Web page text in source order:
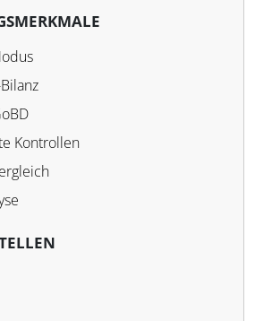
Kontrollen